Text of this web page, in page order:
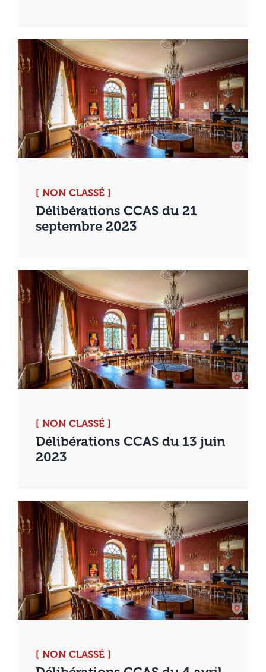
[ NON CLASSÉ ]
Délibérations CCAS du 21
septembre 2023
[ NON CLASSÉ ]
Délibérations CCAS du 13 juin
2023
[ NON CLASSÉ ]